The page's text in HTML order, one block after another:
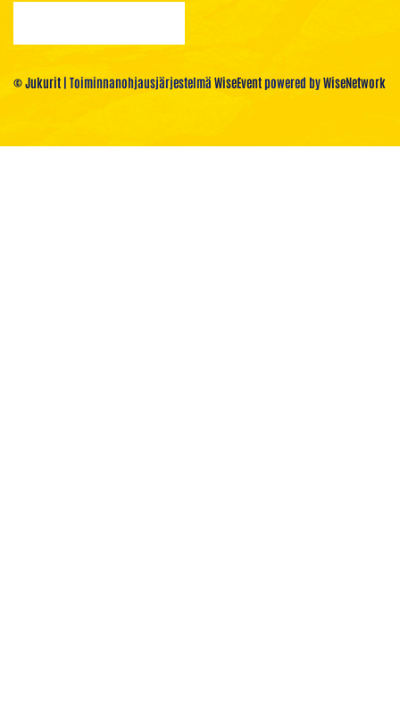
© Jukurit | Toiminnanohjausjärjestelmä WiseEventpowered byWiseNetwork